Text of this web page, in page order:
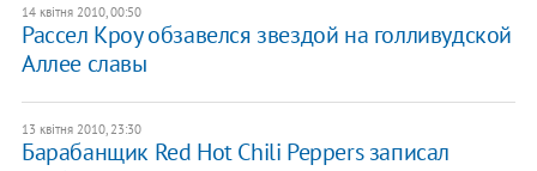
14 квітня 2010, 00:50
Рассел Кроу обзавелся звездой на голливудской
Аллее славы
13 квітня 2010, 23:30
Барабанщик Red Hot Chili Peppers записал